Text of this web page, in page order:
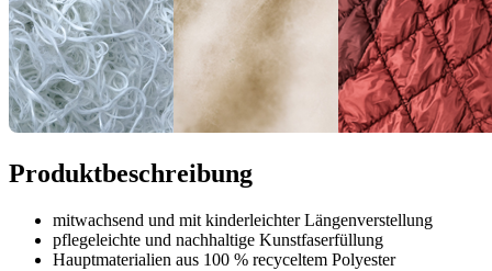
Produktbeschreibung
mitwachsend und mit kinderleichter Längenverstellung
pflegeleichte und nachhaltige Kunstfaserfüllung
Hauptmaterialien aus 100 % recyceltem Polyester